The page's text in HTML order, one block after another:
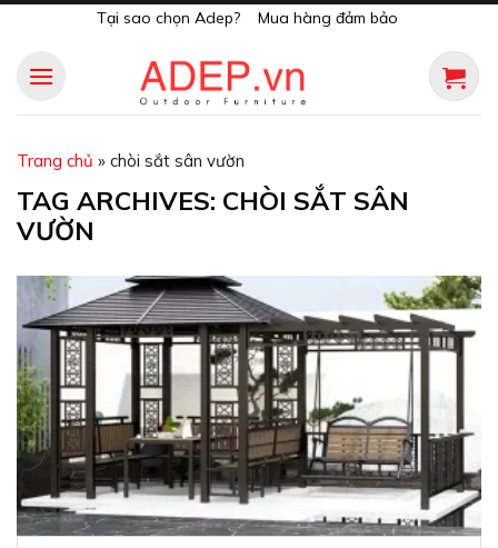
content
Tại sao chọn Adep? Mua hàng đảm bảo
Trang chủ » chòi sắt sân vườn
TAG ARCHIVES: CHÒI SẮT SÂN
VƯỜN